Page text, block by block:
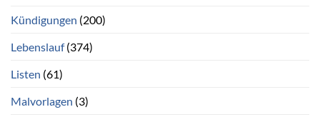
Kündigungen (200)
Lebenslauf(374)
Listen (61)
Malvorlagen (3)